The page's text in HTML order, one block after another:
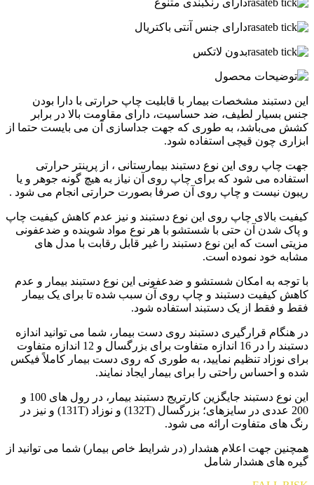
دارای جنس آنتی باکتریال
بدون لاتکس
این دستبند مشخصات بیمار با قابلیت چاپ حرارتی با دارا بودن
جنس بسیار لطیف، ضد حساسیت، دارای مقاومت بالا در برابر
کشش می‌باشد، به طوری که جهت جداسازی آن می بایست حتما از
ابزاری چون قیچی استفاده شود.
جهت چاپ روی این نوع دستبند بیمارستانی ، از پرینتر حرارتی
استفاده می شود که برای چاپ روی آن نیاز به هیچ گونه جوهر و یا
ریبون نیست و چاپ روی آن صرفا بصورت حرارتی انجام می شود .
کیفیت بالای چاپ روی این نوع دستبند و نیز عدم کاهش کیفیت چاپ
و پاک شدن آن حتی با شستشو با هر نوع مواد شوینده و ضدعفونی
مزیتی است که این نوع دستبند را غیر قابل رقابت با مدل های
مشابه خود نموده است.
با توجه به امکان شستشو و ضدعفونی این نوع دستبند بیمار و عدم
کاهش کیفیت دستبند و چاپ روی آن سبب شده تا برای یک بیمار
فقط و فقط از یک دستبند استفاده شود.
در هنگام قرارگیری دستبند روی دست بیمار، شما می توانید اندازه
دستبند را در 16 اندازه متفاوت برای بزرگسال و 12 اندازه متفاوت
برای نوزاد تنظیم نمایید، به طوری که روی دست بیمار کاملاً فیکس
شده و احساس راحتی را برای بیمار ایجاد نمایند.
این نوع دستبند جایگزین کارتریج دستبند بیمار، در رول های 100 و
200 عددی در سایزهای؛ بزرگسال (132T) و نوزاد (131T) و نیز در
رنگ های متفاوت ارائه می شود.
همچنین جهت اعلام هشدار (در شرایط خاص بیمار) شما می توانید از
گیره های هشدار شامل